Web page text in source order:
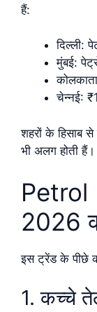
हैं:
दिल्ली:
मुंबई:
चेन्नई:
शहरों के हिसाब
भी अलग होती हैं।
Petrol
2026
इस ट्रेंड के पीछे
1. कच्चे